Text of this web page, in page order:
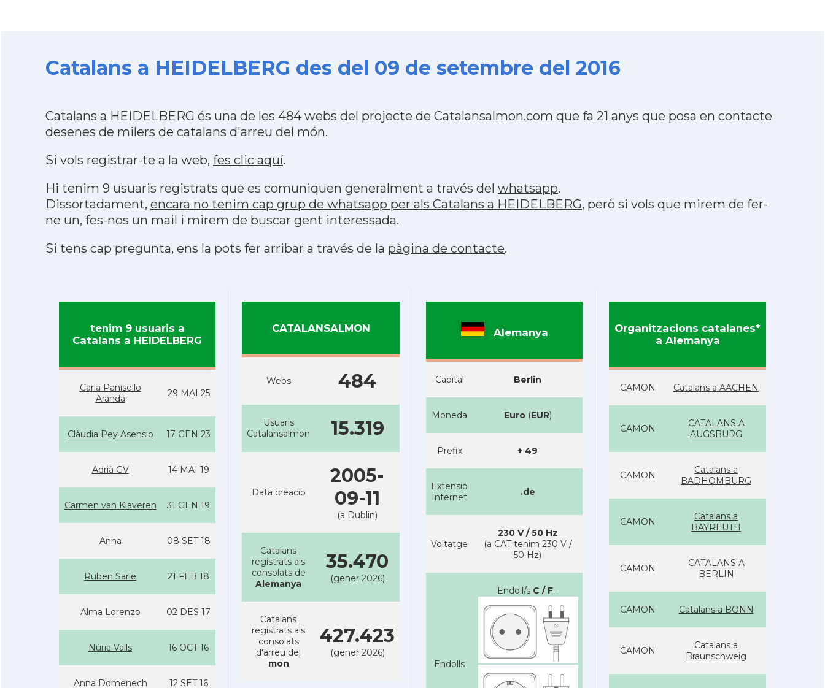
Catalans a HEIDELBERG des del 09 de setembre del 2016
Catalans a HEIDELBERG és una de les 484 webs del projecte de Catalansalmon.com que fa 21 anys que posa en contacte
desenes de milers de catalans d'arreu del món.
Si vols registrar-te a la web, fes clic aquí.
Hi tenim 9 usuaris registrats que es comuniquen generalment a través del whatsapp.
Dissortadament, encara no tenim cap grup de whatsapp per als Catalans a HEIDELBERG, però si vols que mirem de fer-
ne un, fes-nos un mail i mirem de buscar gent interessada.
Si tens cap pregunta, ens la pots fer arribar a través de la pàgina de contacte.
tenim 9 usuaris a
Catalans a HEIDELBERG
Carla Panisello
Aranda
29 MAI 25
Clàudia Pey Asensio 17 GEN 23
Adrià GV 14 MAI 19
Carmen van Klaveren 31 GEN 19
Anna 08 SET 18
Ruben Sarle 21 FEB 18
Alma Lorenzo 02 DES 17
Núria Valls 16 OCT 16
Anna Domenech 12 SET 16
CATALANSALMON
Webs 484
Usuaris
Catalansalmon
15.319
Data creacio
2005-
09-11
(a Dublin)
Catalans
registrats als
consolats de
Alemanya
35.470
(gener 2026)
Catalans
registrats als
consolats
d'arreu del
mon
427.423
(gener 2026)
Alemanya
Capital Berlin
Moneda Euro(EUR)
Prefix + 49
Extensió
Internet
.de
Voltatge
230 V / 50 Hz
(a CAT tenim 230 V /
50 Hz)
Endolls
Endoll/s C / F-
Organitzacions catalanes*
a Alemanya
CAMON Catalans a AACHEN
CAMON
CATALANS A
AUGSBURG
CAMON
Catalans a
BADHOMBURG
CAMON
Catalans a
BAYREUTH
CAMON
CATALANS A
BERLIN
CAMON Catalans a BONN
CAMON
Catalans a
Braunschweig